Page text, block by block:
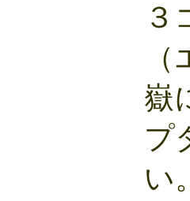
３
嶽
プ
い